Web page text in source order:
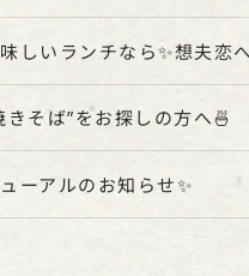
しいランチなら✨想夫恋
そば”をお探しの方へ🍜
ーアルのお知らせ✨